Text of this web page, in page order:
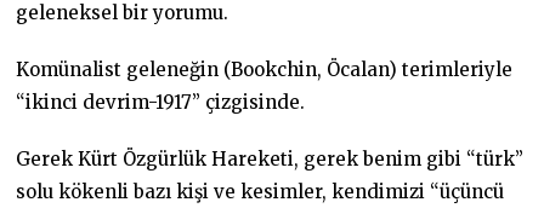
geleneksel bir yorumu.
Komünalist geleneğin (Bookchin, Öcalan) terimleriyle
“ikinci devrim-1917” çizgisinde.
Gerek Kürt Özgürlük Hareketi, gerek benim gibi “türk”
solu kökenli bazı kişi ve kesimler, kendimizi “üçüncü